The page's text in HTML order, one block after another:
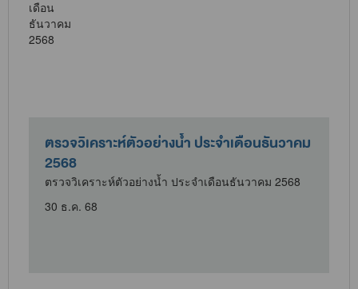
ตรวจวิเคราะห์ตัวอย่างน้ำ ประจำเดือนธันวาคม
2568
ตรวจวิเคราะห์ตัวอย่างน้ำ ประจำเดือนธันวาคม 2568
30 ธ.ค. 68